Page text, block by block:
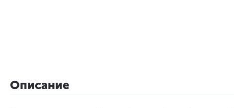
Описание